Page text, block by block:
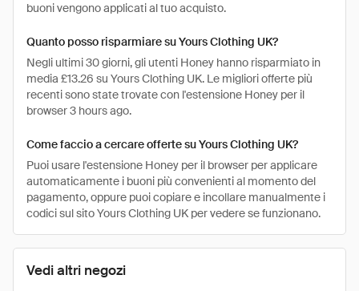
Vedi altri negozi
buoni vengono applicati al tuo acquisto.
Quanto posso risparmiare su Yours Clothing UK?
Negli ultimi 30 giorni, gli utenti Honey hanno risparmiato in
media £13.26 su Yours Clothing UK. Le migliori offerte più
recenti sono state trovate con l'estensione Honey per il
browser 3 hours ago.
Come faccio a cercare offerte su Yours Clothing UK?
Puoi usare l'estensione Honey per il browser per applicare
automaticamente i buoni più convenienti al momento del
pagamento, oppure puoi copiare e incollare manualmente i
codici sul sito Yours Clothing UK per vedere se funzionano.